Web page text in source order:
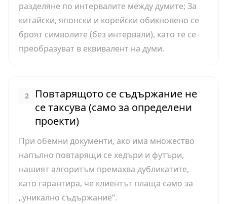
разделяне по интервалите между думите; За
китайски, японски и корейски обикновено се
броят символите (без интервали), като те се
преобразуват в еквивалент на думи.
2
Повтарящото се съдържание не
се таксува (само за определени
проекти)
При обемни документи, ако има множество
напълно повтарящи се хедъри и футъри,
нашият алгоритъм премахва дубликатите,
като гарантира, че клиентът плаща само за
„уникално съдържание“.